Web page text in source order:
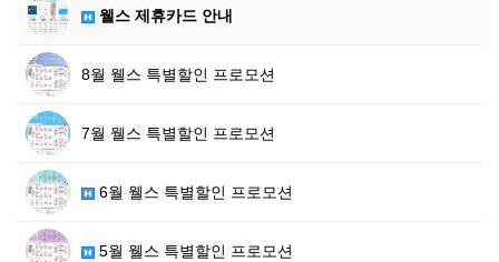
웰스 제휴카드 안내
8월 웰스 특별할인 프로모션
7월 웰스 특별할인 프로모션
6월 웰스 특별할인 프로모션
5월 웰스 특별할인 프로모션